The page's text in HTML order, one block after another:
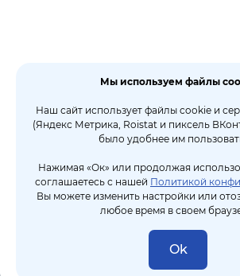
Мы используем файлы
Наш сайт использует файлы cookie и
(Яндекс Метрика, Roistat и пиксель
было удобнее им
Нажимая «Ок» или продолжая
соглашаетесь с нашей Политикой
Вы можете изменить настройки или
любое время в своем
Ok